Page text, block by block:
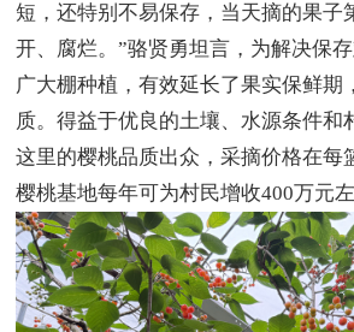
短，还特别不易保存，当天摘的果子
开、腐烂。”骆贤勇坦言，为解决保
广大棚种植，有效延长了果实保鲜期
质。得益于优良的土壤、水源条件和
这里的樱桃品质出众，采摘价格在每
樱桃基地每年可为村民增收400万元左